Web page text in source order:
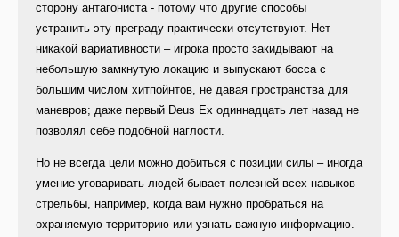
сторону антагониста - потому что другие способы
устранить эту преграду практически отсутствуют. Нет
никакой вариативности – игрока просто закидывают на
небольшую замкнутую локацию и выпускают босса с
большим числом хитпойнтов, не давая пространства для
маневров; даже первый Deus Ex одиннадцать лет назад не
позволял себе подобной наглости.
Но не всегда цели можно добиться с позиции силы – иногда
умение уговаривать людей бывает полезней всех навыков
стрельбы, например, когда вам нужно пробраться на
охраняемую территорию или узнать важную информацию.